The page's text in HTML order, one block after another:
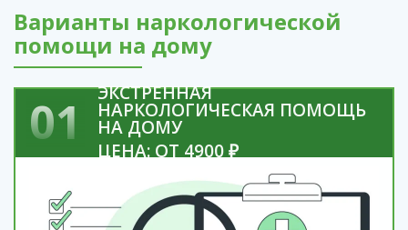
Варианты наркологической
помощи на дому
01 ЭКСТРЕННАЯ
НАРКОЛОГИЧЕСКАЯ ПОМОЩЬ
НА ДОМУ
ЦЕНА: ОТ 4900 ₽